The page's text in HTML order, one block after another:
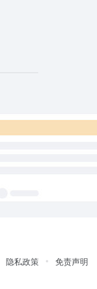
隐私政策 免责声明